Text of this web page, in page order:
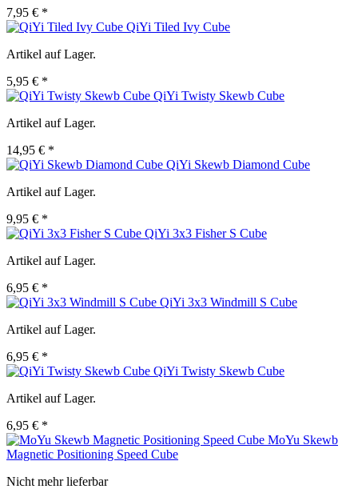
7,95 € *
QiYi Tiled Ivy Cube
Artikel auf Lager.
5,95 € *
QiYi Twisty Skewb Cube
Artikel auf Lager.
14,95 € *
QiYi Skewb Diamond Cube
Artikel auf Lager.
9,95 € *
QiYi 3x3 Fisher S Cube
Artikel auf Lager.
6,95 € *
QiYi 3x3 Windmill S Cube
Artikel auf Lager.
6,95 € *
QiYi Twisty Skewb Cube
Artikel auf Lager.
6,95 € *
MoYu Skewb
Magnetic Positioning Speed Cube
Nicht mehr lieferbar